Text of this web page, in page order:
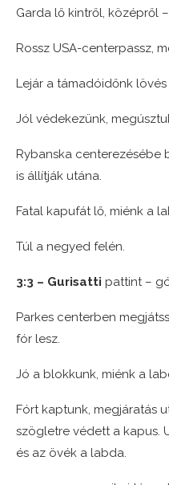
Garda lő kintről, középről
Rossz USA-centerpassz,
Lejár a támadóidőnk lövés
Jól védekezünk,
Rybanska centerezésébe
is állítják utána.
Fatal kapufát lő, miénk a
Túl a negyed felén.
3:3 – Gurisatti pattint –
Parkes centerben
fór lesz.
Jó a blokkunk, miénk a
Fórt kaptunk, megjáratás
szögletre védett a kapus.
és az övék a labda.